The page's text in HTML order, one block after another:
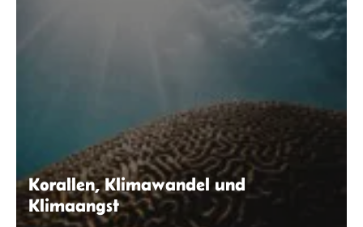
Korallen, Klimawandel und
Klimaangst